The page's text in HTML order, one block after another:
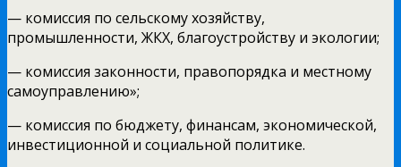
— комиссия по сельскому хозяйству,
промышленности, ЖКХ, благоустройству и экологии;
— комиссия законности, правопорядка и местному
самоуправлению»;
— комиссия по бюджету, финансам, экономической,
инвестиционной и социальной политике.